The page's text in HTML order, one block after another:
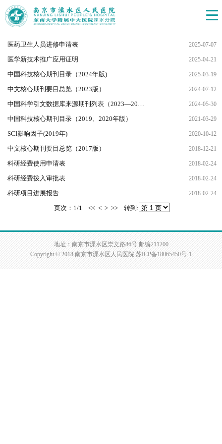
医药卫生人员进修申请表 2025-07-07
医学新技术推广应用证明 2025-04-21
中国科技核心期刊目录（2024年版) 2025-03-19
中文核心期刊要目总览（2023版） 2024-07-12
中国科学引文数据库来源期刊列表（2023—2024 年度） 2024-05-30
中国科技核心期刊目录（2019、2020年版） 2021-03-29
SCI影响因子(2019年) 2020-10-12
中文核心期刊要目总览（2017版） 2018-12-21
科研经费使用申请表 2018-02-24
科研经费拨入审批表 2018-02-24
科研项目进展报告 2018-02-24
页次 ：1/1 << < > >> 转到 :
地址：南京市溧水区崇文路86号 邮编211200
Copyright © 2018 南京市溧水区人民医院 苏ICP备18065450号-1